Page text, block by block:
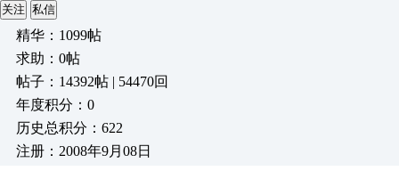
关注 私信
精华：1099帖
求助：0帖
帖子：14392帖 | 54470回
年度积分：0
历史总积分：622
注册：2008年9月08日